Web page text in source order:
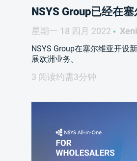
NSYS Group已经在
星期一 18 四月 2022
NSYS Group在塞尔维亚开设
展欧洲业务。
3 阅读约需3分钟